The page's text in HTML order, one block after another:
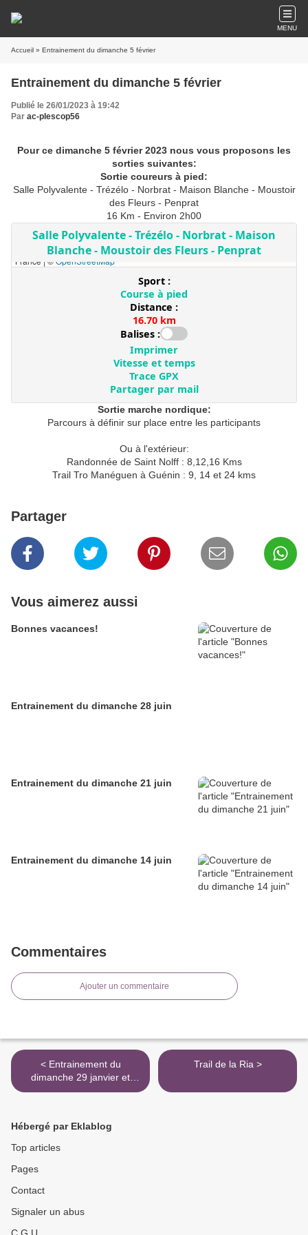
MENU
Accueil » Entrainement du dimanche 5 février
Entrainement du dimanche 5 février
Publié le 26/01/2023 à 19:42
Par ac-plescop56
Pour ce dimanche 5 février 2023 nous vous proposons les
sorties suivantes:
Sortie coureurs à pied:
Salle Polyvalente - Trézélo - Norbrat - Maison Blanche - Moustoir
des Fleurs - Penprat
16 Km - Environ 2h00
Sortie marche nordique:
Parcours à définir sur place entre les participants
Ou à l'extérieur:
Randonnée de Saint Nolff : 8,12,16 Kms
Trail Tro Manéguen à Guénin : 9, 14 et 24 kms
Partager
Vous aimerez aussi
Bonnes vacances!
Entrainement du dimanche 28 juin
Entrainement du dimanche 21 juin
Entrainement du dimanche 14 juin
Commentaires
Ajouter un commentaire
< Entrainement du
dimanche 29 janvier et
galette des rois
Trail de la Ria >
Hébergé par Eklablog
Top articles
Pages
Contact
Signaler un abus